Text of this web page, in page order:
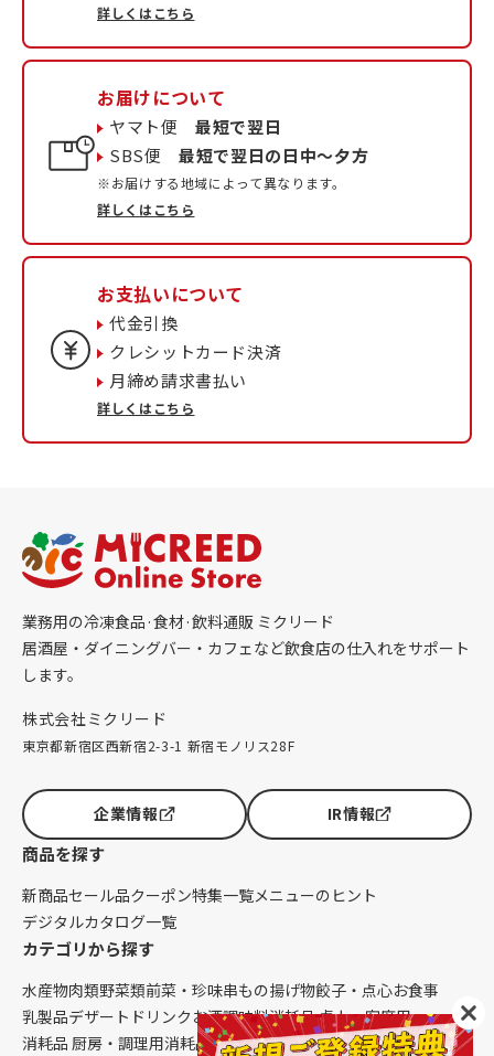
詳しくはこちら
お届けについて
ヤマト便最短で翌日
SBS便最短で翌日の日中〜夕方
※お届けする地域によって異なります。
詳しくはこちら
お支払いについて
代金引換
クレシットカード決済
月締め請求書払い
詳しくはこちら
業務用の冷凍食品·食材·飲料通販 ミクリード
居酒屋・ダイニングバー・カフェなど飲食店の仕入れをサポート
します。
株式会社ミクリード
東京都新宿区西新宿2-3-1 新宿モノリス28F
企業情報 IR情報
商品を探す
新商品セール品クーポン特集一覧メニューのヒント
デジタルカタログ一覧
カテゴリから探す
水産物肉類野菜類前菜・珍味串もの揚げ物餃子・点心お食事
乳製品デザート ドリンク お酒調味料消耗品 卓上・客席用
消耗品 厨房・調理用消耗品 クレンリネス生鮮品（配送便限定）